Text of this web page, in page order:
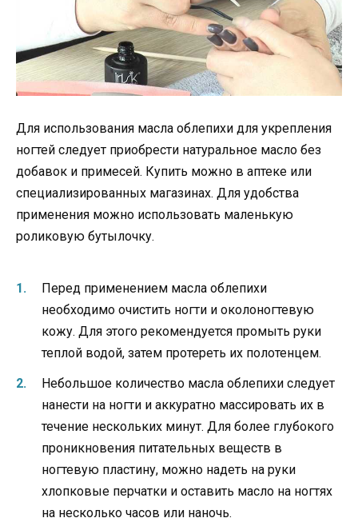
Для использования масла облепихи для укрепления
ногтей следует приобрести натуральное масло без
добавок и примесей. Купить можно в аптеке или
специализированных магазинах. Для удобства
применения можно использовать маленькую
роликовую бутылочку.
Перед применением масла облепихи
необходимо очистить ногти и околоногтевую
кожу. Для этого рекомендуется промыть руки
теплой водой, затем протереть их полотенцем.
Небольшое количество масла облепихи следует
нанести на ногти и аккуратно массировать их в
течение нескольких минут. Для более глубокого
проникновения питательных веществ в
ногтевую пластину, можно надеть на руки
хлопковые перчатки и оставить масло на ногтях
на несколько часов или наночь.